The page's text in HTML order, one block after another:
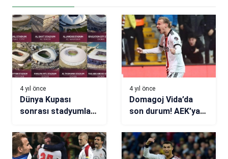
4 yıl önce
Dünya Kupası
sonrası stadyumlar
4 yıl önce
Domagoj Vida’da
son durum! AEK’ya